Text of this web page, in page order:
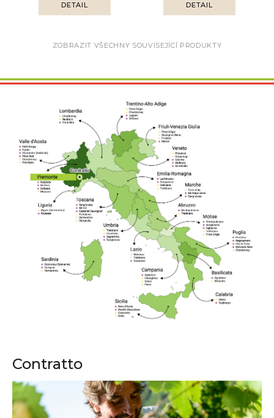
DETAIL DETAIL
ZOBRAZIT VŠECHNY SOUVISEJÍCÍ PRODUKTY
Contratto